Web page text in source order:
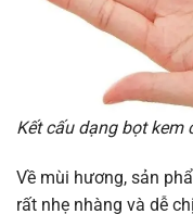
Kết cấu dạng bọt kem
Về mùi hương, sản
rất nhẹ nhàng và dễ